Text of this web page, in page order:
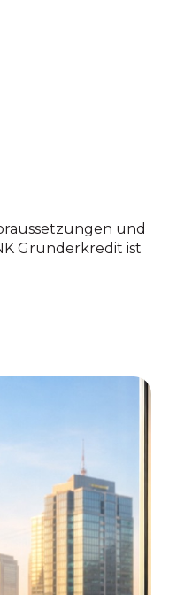
und
Gründerkredit ist